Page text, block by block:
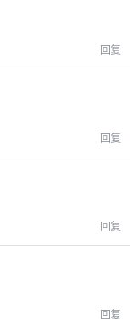
回复
回复
回复
回复